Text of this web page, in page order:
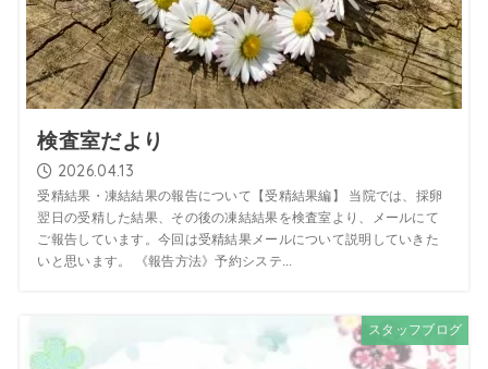
検査室だより
2026.04.13
受精結果・凍結結果の報告について【受精結果編】 当院では、採卵
翌日の受精した結果、その後の凍結結果を検査室より、メールにて
ご報告しています。今回は受精結果メールについて説明していきた
いと思います。 《報告方法》予約システ...
スタッフブログ